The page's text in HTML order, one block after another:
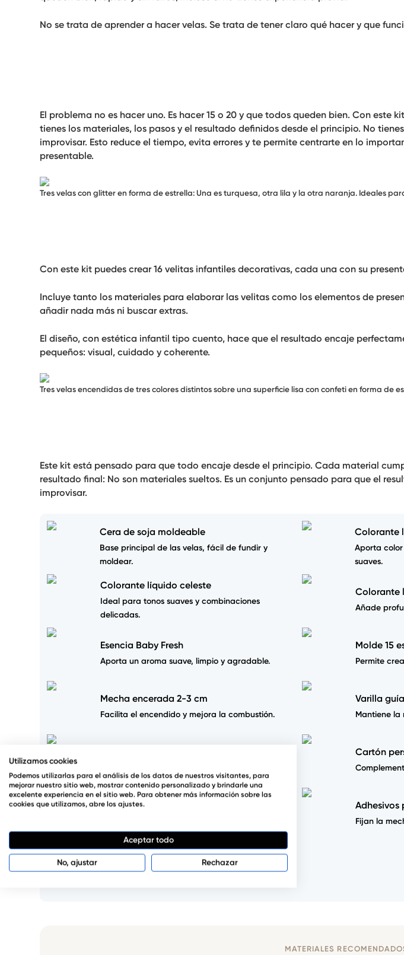
No se trata de aprender a hacer velas. Se trata de tener claro qué hacer y que
El problema no es hacer uno. Es hacer 15 o 20 y que todos queden bien. Con este
tienes los materiales, los pasos y el resultado definidos desde el principio. No
improvisar. Esto reduce el tiempo, evita errores y te permite centrarte en lo
presentable.
Tres velas con glitter en forma de estrella: Una es turquesa, otra lila y la otra naranja. Ideales
Con este kit puedes crear16 velitas infantiles decorativas, cada una con su
Incluye tanto los materiales para elaborar las velitas como los elementos de
añadir nada más ni buscar extras.
El diseño, con estética infantil tipo cuento, hace que el resultado encaje
pequeños: visual, cuidado y coherente.
Tres velas encendidas de tres colores distintos sobre una superficie lisa con confeti en forma de
Este kit está pensado para que todo encaje desde el principio. Cada material
resultado final: No son materiales sueltos. Es un conjunto pensado para que el
improvisar.
Cera de soja moldeable
Base principal de las velas, fácil de fundir y
moldear.
Colorante
Aporta
suaves.
Colorante líquido celeste
Ideal para tonos suaves y combinaciones
delicadas.
Colorante
Añade
Esencia Baby Fresh
Aporta un aroma suave, limpio y agradable.
Molde 15
Permite
Mecha encerada 2-3 cm
Facilita el encendido y mejora la combustión.
Varilla
Mantiene
Cartón
Tiras para encender cerillas Adhesivos
Fijan la
Bolsas de celofán 10×15
Protegen y mejoran la presentación final.
MATERIALES
Utilizamos cookies
Podemos utilizarlas para el análisis de los datos de nuestros visitantes, para
mejorar nuestro sitio web, mostrar contenido personalizado y brindarle una
excelente experiencia en el sitio web. Para obtener más información sobre las
cookies que utilizamos, abre los ajustes.
Aceptar todo
No, ajustar Rechazar